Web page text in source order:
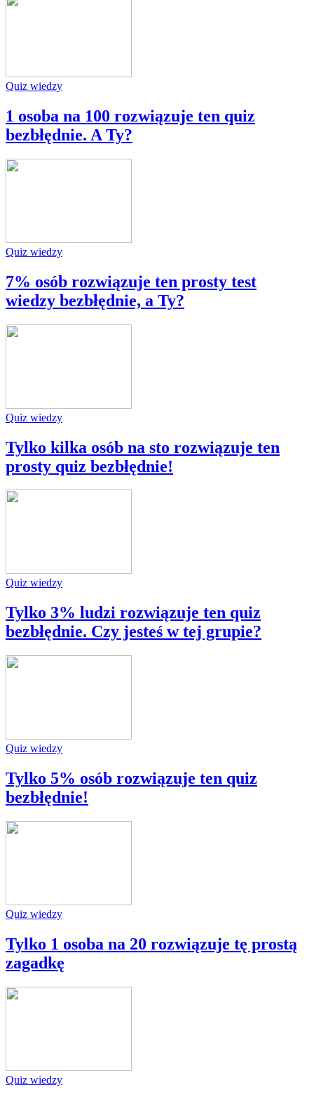
Quiz wiedzy
1 osoba na 100 rozwiązuje ten quiz
bezbłędnie. A Ty?
Quiz wiedzy
7% osób rozwiązuje ten prosty test
wiedzy bezbłędnie, a Ty?
Quiz wiedzy
Tylko kilka osób na sto rozwiązuje ten
prosty quiz bezbłędnie!
Quiz wiedzy
Tylko 3% ludzi rozwiązuje ten quiz
bezbłędnie. Czy jesteś w tej grupie?
Quiz wiedzy
Tylko 5% osób rozwiązuje ten quiz
bezbłędnie!
Quiz wiedzy
Tylko 1 osoba na 20 rozwiązuje tę prostą
zagadkę
Quiz wiedzy